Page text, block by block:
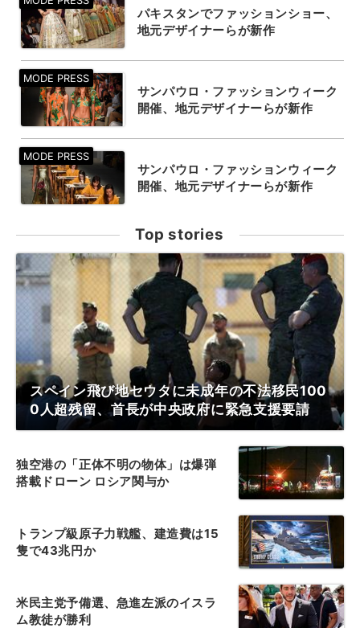
パキスタンでファッションショー、
地元デザイナーらが新作
サンパウロ・ファッションウィーク
開催、地元デザイナーらが新作
サンパウロ・ファッションウィーク
開催、地元デザイナーらが新作
Top stories
スペイン飛び地セウタに未成年の不法移民100
0人超残留、首長が中央政府に緊急支援要請
独空港の「正体不明の物体」は爆弾
搭載ドローン ロシア関与か
トランプ級原子力戦艦、建造費は15
隻で43兆円か
米民主党予備選、急進左派のイスラ
ム教徒が勝利